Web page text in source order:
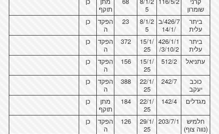
שומרון
5
תוקף
ביתר
עלית
426/7/ב
/14/1
8/1/2
5
23
הפקד
ה
כן
ביתר
עלית
426/1/1
/3/10/2
15/1/
25
372
הפקד
ה
כן
עתניאל 512/2
15/1/
25
156
הפקד
ה
כן
כוכב
יעקב
242/7
22/1/
25
388
הפקד
ה
כן
מגדלים 142/4
22/1/
25
184
מתן
תוקף
כן
חלמיש
(נווה צוף)
203/7/1
29/1/
25
126
הפקד
ה
כן